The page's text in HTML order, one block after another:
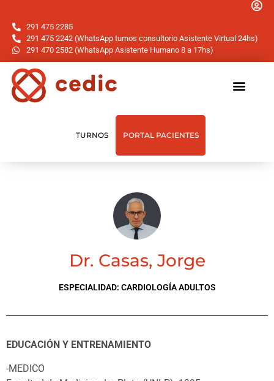
291 475 2285
291 475 2242 (WhatsApp turnos consultorio Asistente Virtual 24hs)
291 470 2582 (WhatsApp Asistente Humano 8 a 17hs)
TURNOS PORTAL PACIENTES
Dr. Casas, Jorge
ESPECIALIDAD: CARDIOLOGÍA ADULTOS
EDUCACIÓN Y ENTRENAMIENTO
-MEDICO